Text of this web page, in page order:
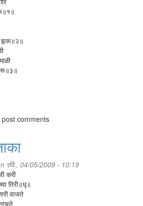
झरू॥२॥
post comments
रवि., 04/05/2009 - 10:19
करी
तिरी॥धृ॥
वाजते